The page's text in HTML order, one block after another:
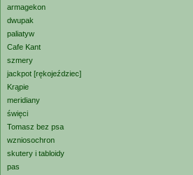
armagekon
dwupak
paliatyw
Cafe Kant
szmery
jackpot [rękojeździec]
Krąpie
meridiany
święci
Tomasz bez psa
wzniosochron
skutery i tabloidy
pas